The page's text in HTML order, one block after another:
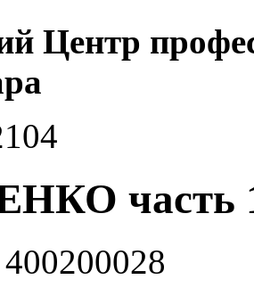
Центр
часть